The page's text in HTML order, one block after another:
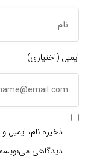
ایمیل (اختیاری)
ذخیره نام، ایمیل
دیدگاهی